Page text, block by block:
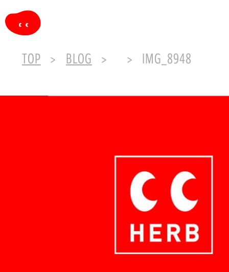
TOP BLOG IMG_8948